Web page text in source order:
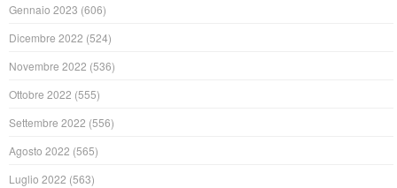
Gennaio 2023 (606)
Dicembre 2022 (524)
Novembre 2022 (536)
Ottobre 2022 (555)
Settembre 2022 (556)
Agosto 2022 (565)
Luglio 2022 (563)